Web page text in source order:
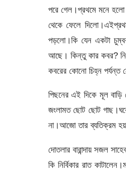
পরে গেল।প্রথমে মনে হলো
থেকে ফেলে
পড়লো।কি যেন একটা
আছে। কিন্তু কার কবর?
কবরের কোনো চিহ্ন পর্যন্ত
পিছনের এই দিকে মূল
জংলামত ছোট ছোট
না।আজো তার ব্যতিক্রম
দোতলার বারান্দায় সজল
কি নির্বিকার রাত